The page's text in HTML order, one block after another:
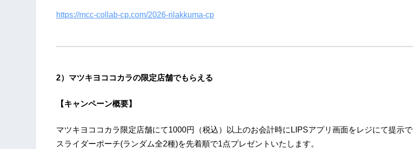
https://mcc-collab-cp.com/2026-rilakkuma-cp
2）マツキヨココカラの限定店舗でもらえる
【キャンペーン概要】
マツキヨココカラ限定店舗にて1000円（税込）以上のお会計時にLIPSアプリ画面をレジにて提示で
スライダーポーチ(ランダム全2種)を先着順で1点プレゼントいたします。